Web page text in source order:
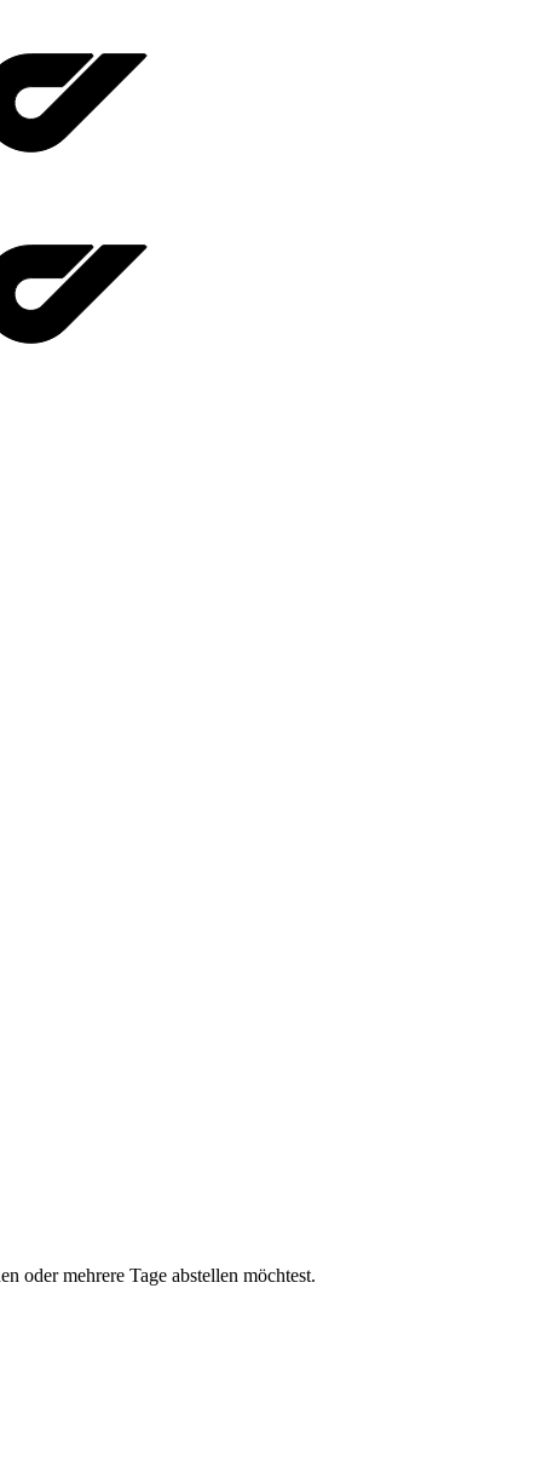
oder mehrere Tage abstellen möchtest.